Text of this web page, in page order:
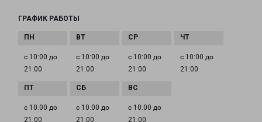
ГРАФИК РАБОТЫ
с 10:00 до
21:00
с 10:00 до
21:00
с 10:00 до
21:00
с 10:00 до
21:00
с 10:00 до
21:00
с 10:00 до
21:00
с 10:00 до
21:00